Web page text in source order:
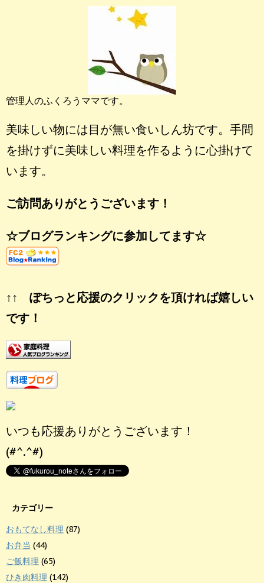
管理人のふくろうママです。
美味しい物には目が無い食いしん坊です。手間
を掛けずに美味しい料理を作るように心掛けて
います。
ご訪問ありがとうございます！
☆ブログランキングに参加してます☆
↑↑ ぽちっと応援のクリックを頂ければ嬉しい
です！
いつも応援ありがとうございます！
(#^.^#)
カテゴリー
おもてなし料理 (87)
お弁当 (44)
ご飯料理 (65)
ひき肉料理 (142)